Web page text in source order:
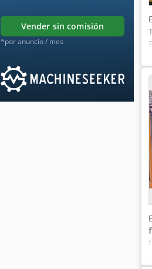
vender sin comisión
*por anuncio / mes